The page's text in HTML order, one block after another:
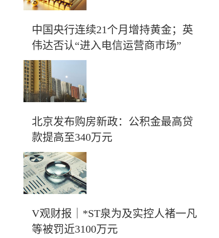
中国央行连续21个月增持黄金；英
伟达否认“进入电信运营商市场”
北京发布购房新政：公积金最高贷
款提高至340万元
V观财报｜*ST泉为及实控人褚一凡
等被罚近3100万元